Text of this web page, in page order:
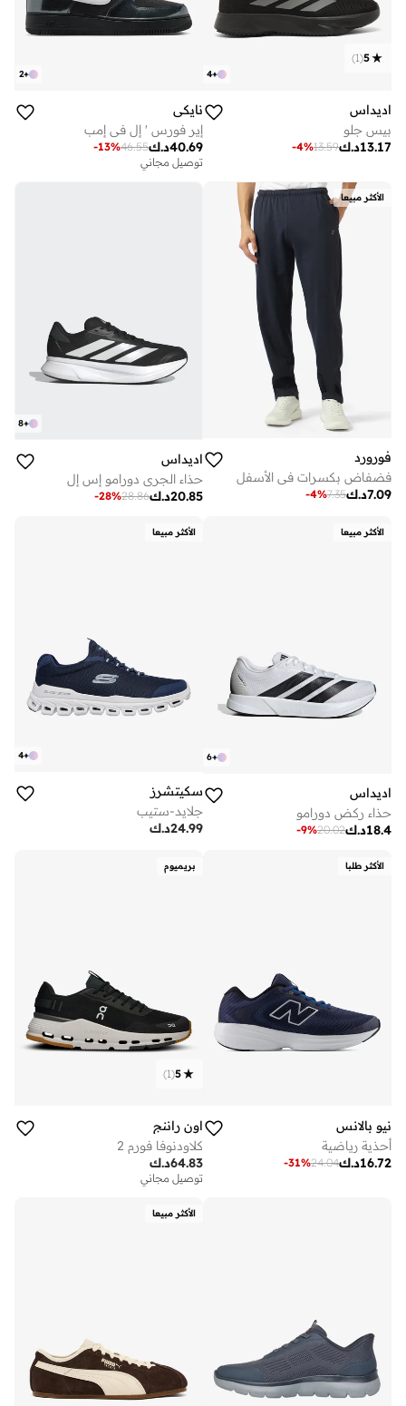
+
4
5
(
1
)
اديداس
بيس جلو
د.ك13.17
13.59
-4%
+
2
نايكي
إير فورس ' إل في إمب
د.ك40.69
46.55
-13%
توصيل مجاني
الأكثر مبيعا
فورورد
فضفاض بكسرات في الأسفل
د.ك7.09
7.35
-4%
+
8
اديداس
حذاء الجري دورامو إس إل
د.ك20.85
28.86
-28%
الأكثر مبيعا
+
6
اديداس
حذاء ركض دورامو
د.ك18.4
20.02
-9%
الأكثر مبيعا
+
4
سكيتشرز
جلايد-ستيب
د.ك24.99
الأكثر طلبا
نيو بالانس
أحذية رياضية
د.ك16.72
24.04
-31%
بريميوم
5
(
1
)
اون راننج
كلاودنوفا فورم 2
د.ك64.83
توصيل مجاني
الأكثر مبيعا